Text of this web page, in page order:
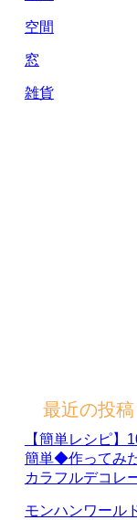
空間
窓
雑貨
最近の投稿
【簡単レシピ
簡単◆作ってみ
カラフルデコレ
モンハンワール